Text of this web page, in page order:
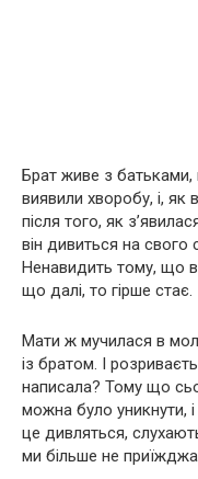
Брат живе з батьками,
виявили хворобу, і, як
після того, як
він дивиться на свого
Ненавидить тому, що
що далі, то гірше стає.
Мати ж мучилася в
із братом. І
написала? Тому що
можна було уникнути, і
це дивляться,
ми більше не